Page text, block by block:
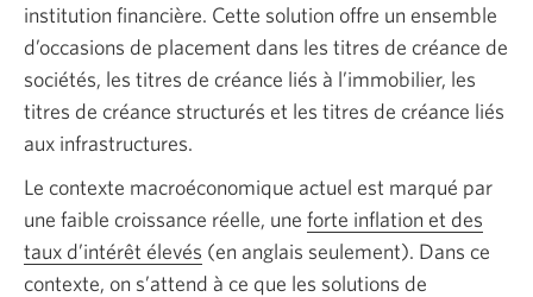
institution financière. Cette solution offre un ensemble
d’occasions de placement dans les titres de créance de
sociétés, les titres de créance liés à l’immobilier, les
titres de créance structurés et les titres de créance liés
aux infrastructures.
Le contexte macroéconomique actuel est marqué par
une faible croissance réelle, une forte inflation et des
taux d’intérêt élevés En
anglais
(en anglais seulement). Dans ce
contexte, on s’attend à ce que les solutions de